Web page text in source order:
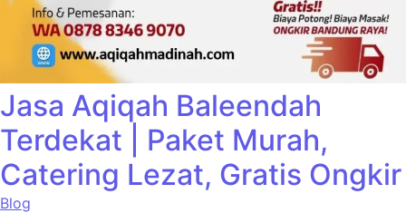
Jasa Aqiqah Baleendah
Terdekat | Paket Murah,
Catering Lezat, Gratis Ongkir
Blog